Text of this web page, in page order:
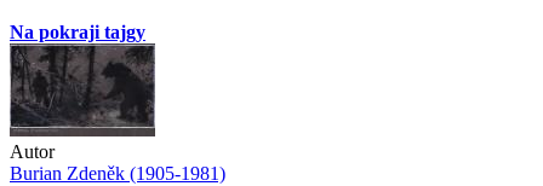
Na pokraji tajgy
Autor
Burian Zdeněk (1905-1981)